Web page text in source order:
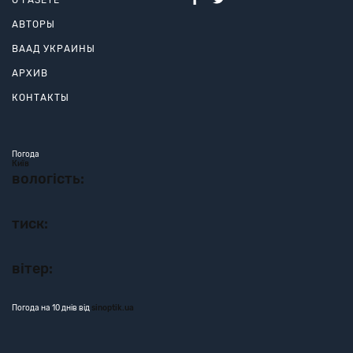
АВТОРЫ
ВААД УКРАИНЫ
АРХИВ
КОНТАКТЫ
Погода
Київ
вологість:
тиск:
вітер:
Погода на 10 днів від sinoptik.ua